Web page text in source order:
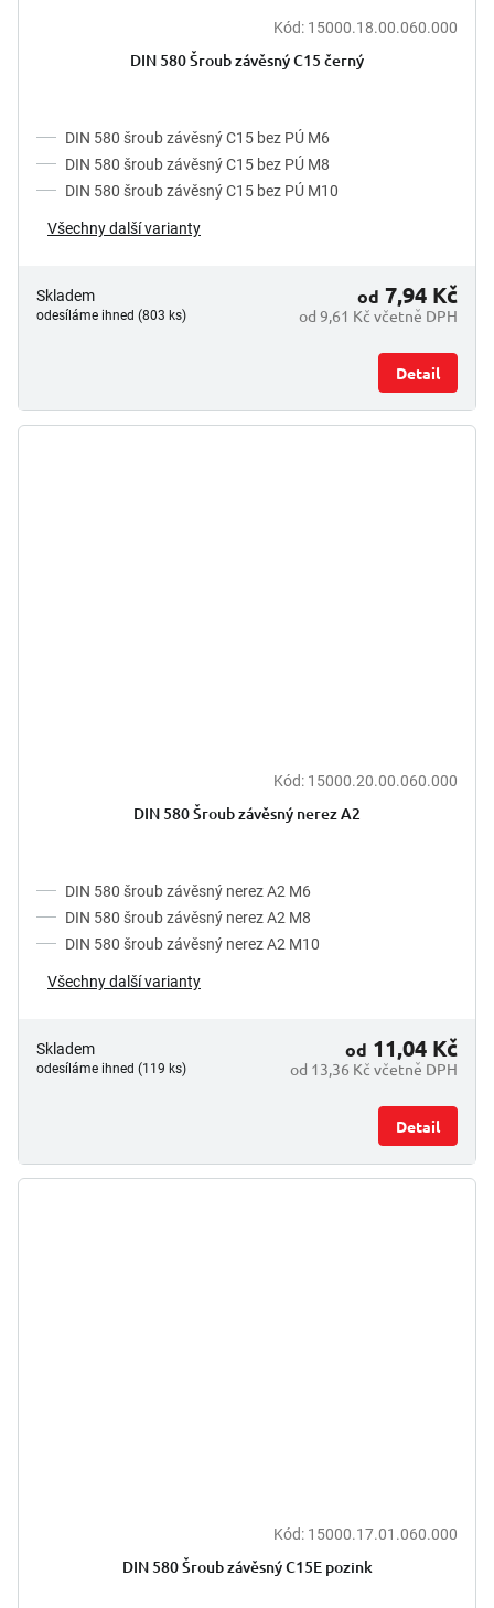
Kód: 15000.18.00.060.000
DIN 580 Šroub závěsný C15 černý
DIN 580 šroub závěsný C15 bez PÚ M6
DIN 580 šroub závěsný C15 bez PÚ M8
DIN 580 šroub závěsný C15 bez PÚ M10
Všechny další varianty
Skladem
odesíláme ihned (803 ks) od 9,61 Kč včetně DPH
od 7,94 Kč
Detail
Kód: 15000.20.00.060.000
DIN 580 Šroub závěsný nerez A2
DIN 580 šroub závěsný nerez A2 M6
DIN 580 šroub závěsný nerez A2 M8
DIN 580 šroub závěsný nerez A2 M10
Všechny další varianty
Skladem
odesíláme ihned (119 ks) od 13,36 Kč včetně DPH
od 11,04 Kč
Detail
Kód: 15000.17.01.060.000
DIN 580 Šroub závěsný C15E pozink